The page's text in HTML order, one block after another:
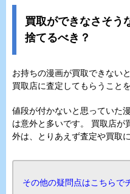
買取ができなさそう
捨てるべき？
お持ちの漫画が買取できない
買取店に査定してもらうこと
値段が付かないと思っていた
は意外と多いです。 買取店が
外は、とりあえず査定や買取
その他の疑問点はこちらで